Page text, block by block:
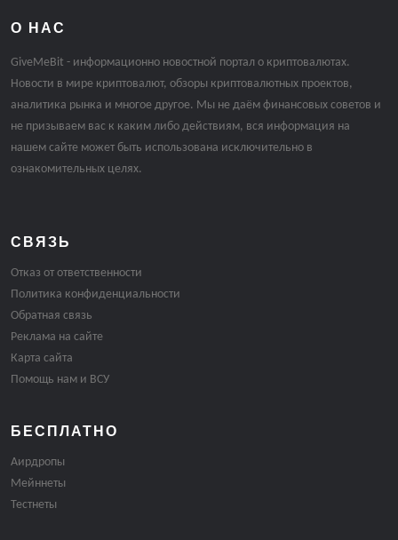
О НАС
GiveMeBit - информационно новостной портал о криптовалютах.
Новости в мире криптовалют, обзоры криптовалютных проектов,
аналитика рынка и многое другое. Мы не даём финансовых советов и
не призываем вас к каким либо действиям, вся информация на
нашем сайте может быть использована исключительно в
ознакомительных целях.
СВЯЗЬ
Отказ от ответственности
Политика конфиденциальности
Обратная связь
Реклама на сайте
Карта сайта
Помощь нам и ВСУ
БЕСПЛАТНО
Аирдропы
Мейннеты
Тестнеты